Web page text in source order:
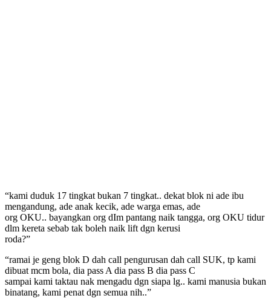
“kami duduk 17 tingkat bukan 7 tingkat.. dekat blok ni ade ibu
mengandung, ade anak kecik, ade warga emas, ade
org OKU.. bayangkan org dIm pantang naik tangga, org OKU tidur
dlm kereta sebab tak boleh naik lift dgn kerusi
roda?”
“ramai je geng blok D dah call pengurusan dah call SUK, tp kami
dibuat mcm bola, dia pass A dia pass B dia pass C
sampai kami taktau nak mengadu dgn siapa lg.. kami manusia bukan
binatang, kami penat dgn semua nih..”